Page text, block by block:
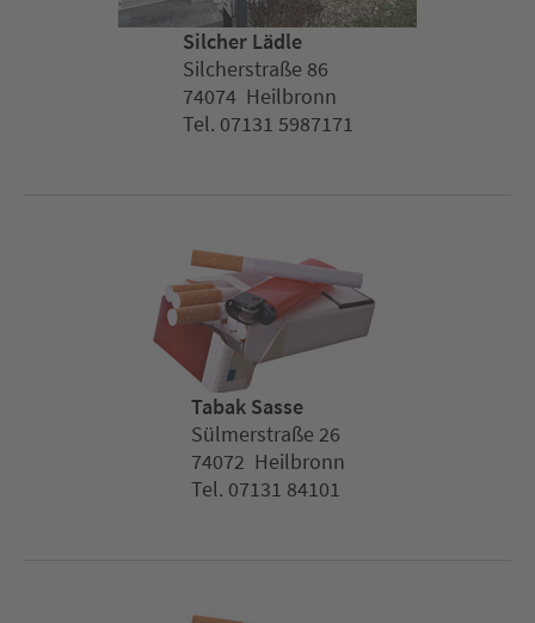
Silcher Lädle
Silcherstraße 86
74074 Heilbronn
Tel. 07131 5987171
Tabak Sasse
Sülmerstraße 26
74072 Heilbronn
Tel. 07131 84101